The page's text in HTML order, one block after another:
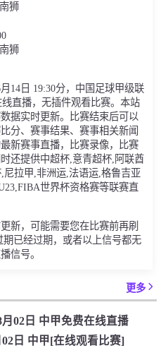
狮
狮
14日 19:30分，中国足球甲级联
直播，无插件观看比赛。本站
据实时更新。比赛结束后可以
分、赛事结果、赛事相关新闻
新赛事直播，比赛录像，比赛
还提供中超杯,意青超杯,阿联酋
尼拉甲,非洲运,法语运,格鲁吉亚
世界杯资格赛等联赛直
新，可能需要您在比赛前再刷
已经过期，或者以上信号都无
信号。
更多
02日 中甲免费在线直播
日 中甲[在线观看比赛]